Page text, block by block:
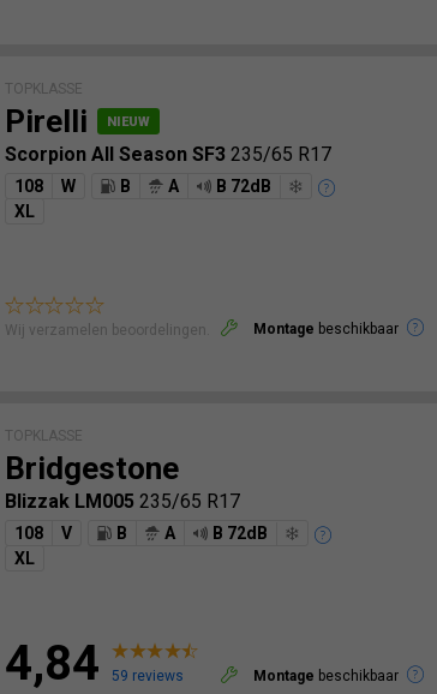
TOPKLASSE
Pirelli
Scorpion All Season SF3 235/65 R17
108 W B A
B 72dB
XL
Wij verzamelen beoordelingen. Montage beschikbaar
TOPKLASSE
Bridgestone
Blizzak LM005 235/65 R17
108 V B A
B 72dB
XL
4,84 59 reviews Montage beschikbaar